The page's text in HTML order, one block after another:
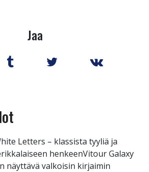
Jaa
Letters – klassista tyyliä ja
henkeenVitour Galaxy
näyttävä valkoisin kirjaimin